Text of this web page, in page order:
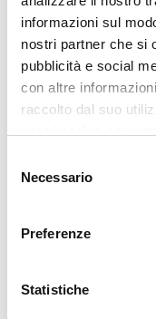
informazioni sul
nostri partner che si
pubblicità e social
con altre
raccolto dal suo
delNecessario
Preferenze
Statistiche